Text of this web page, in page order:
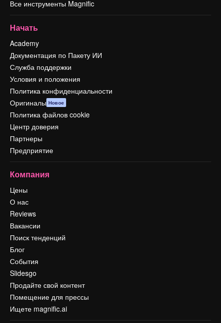
Все инструменты Magnific
Начать
Academy
Документация по Пакету ИИ
Служба поддержки
Условия и положения
Политика конфиденциальности
Оригиналы Новое
Политика файлов cookie
Центр доверия
Партнеры
Предприятие
Компания
Цены
О нас
Reviews
Вакансии
Поиск тенденций
Блог
События
Slidesgo
Продайте свой контент
Помещение для прессы
Ищете magnific.ai